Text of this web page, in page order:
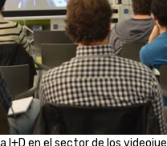
I+D en el sector de los